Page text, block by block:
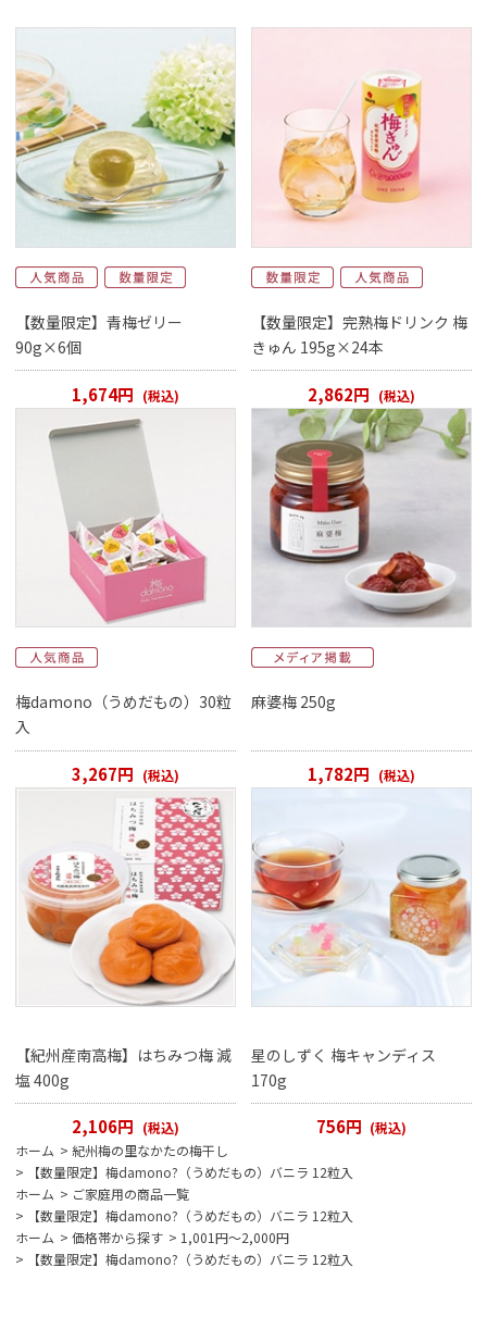
【数量限定】青梅ゼリー
90g×6個
1,674円 (税込)
【数量限定】完熟梅ドリンク 梅
きゅん 195g×24本
2,862円 (税込)
梅damono（うめだもの）30粒
入
3,267円 (税込)
麻婆梅 250g
1,782円 (税込)
【紀州産南高梅】はちみつ梅 減
塩 400g
2,106円 (税込)
星のしずく 梅キャンディス
170g
756円 (税込)
ホーム > 紀州梅の里なかたの梅干し
>
【数量限定】梅damono?（うめだもの）バニラ 12粒入
ホーム > ご家庭用の商品一覧
>
【数量限定】梅damono?（うめだもの）バニラ 12粒入
ホーム > 価格帯から探す > 1,001円～2,000円
>
【数量限定】梅damono?（うめだもの）バニラ 12粒入